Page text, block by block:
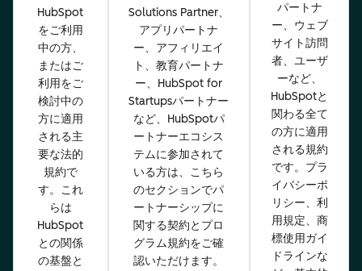
HubSpot
をご利用
中の方、
またはご
利用をご
検討中の
方に適用
される主
要な法的
規約で
す。これ
らは
HubSpot
との関係
の基盤と
Solutions Partner、
アプリパートナ
ー、アフィリエイ
ト、教育パートナ
ー、HubSpot for
Startupsパートナー
など、HubSpotパ
ートナーエコシス
テムに参加されて
いる方は、こちら
のセクションでパ
ートナーシップに
関する契約とプロ
グラム規約をご確
認いただけます。
パートナ
ー、ウェブ
サイト訪問
者、ユーザ
ーなど、
HubSpotと
関わる全て
の方に適用
される規約
です。プラ
イバシーポ
リシー、利
用規定、商
標使用ガイ
ドラインな